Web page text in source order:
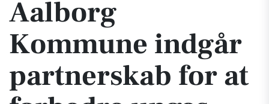
Aalborg
Kommune indgår
partnerskab for at